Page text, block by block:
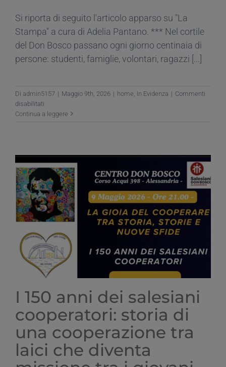
Si riporta di seguito l'articolo apparso su "La
Stampa" a cura di Adelia Pantano. *** Nel cortile
del Don Bosco passano ogni giorno centinaia di
persone: studenti, famiglie, volontari, ragazzi [...]
Di admin5157 | Maggio 9th, 2026 | home In Evidenza | Commenti
disabilitati
I
Salesiani
Cooperatori:
centro
cultura,
scuola
e
ascolto
La
Stampa
Continua a leggere
I 150 anni dei salesiani
cooperatori: storia di
una cooperazione tra
laici che diventa